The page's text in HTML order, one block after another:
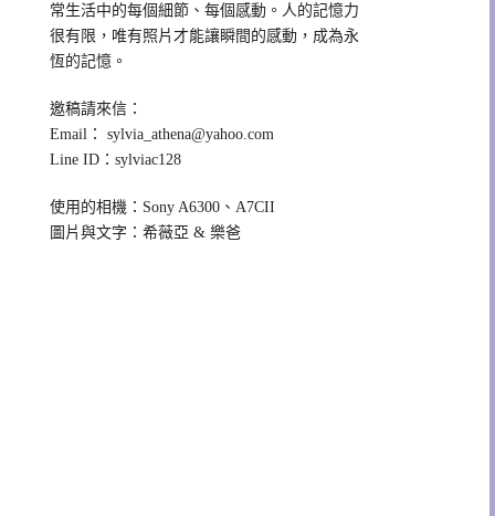
常生活中的每個細節、每個感動。人的記憶力
很有限，唯有照片才能讓瞬間的感動，成為永
恆的記憶。
邀稿請來信：
Email：
sylvia_athena@yahoo.com
Line ID：sylviac128
使用的相機：Sony A6300、A7CII
圖片與文字：希薇亞 & 樂爸